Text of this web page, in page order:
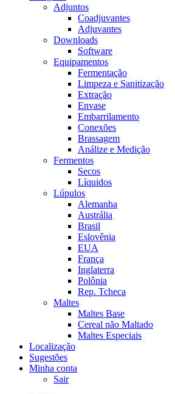
Adjuntos
Coadjuvantes
Adjuvantes
Downloads
Software
Equipamentos
Fermentação
Limpeza e Sanitização
Extração
Envase
Embarrilamento
Conexões
Brassagem
Análize e Medição
Fermentos
Secos
Líquidos
Lúpulos
Alemanha
Austrália
Brasil
Eslovênia
EUA
França
Inglaterra
Polônia
Rep. Tcheca
Maltes
Maltes Base
Cereal não Maltado
Maltes Especiais
Localização
Sugestões
Minha conta
Sair